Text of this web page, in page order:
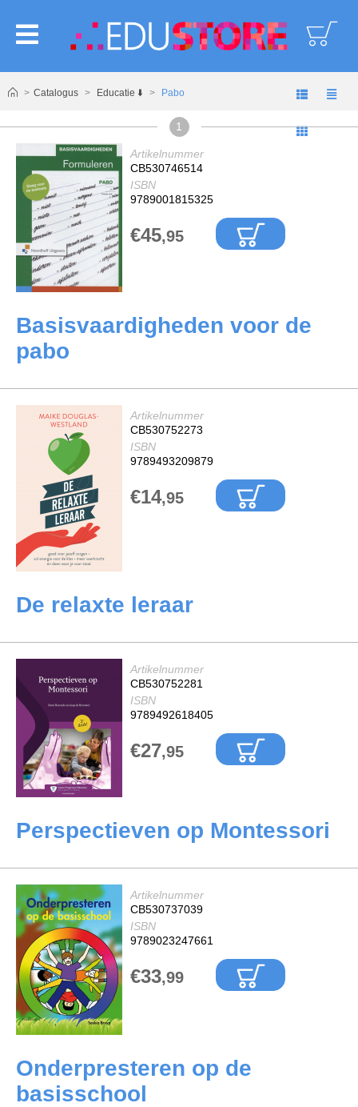
Catalogus Educatie ⬇️ Pabo
1
Basisvaardigheden voor de
pabo
€45,95
Artikelnummer
CB530746514
ISBN
9789001815325
De relaxte leraar
€14,95
Artikelnummer
CB530752273
ISBN
9789493209879
Perspectieven op Montessori
€27,95
Artikelnummer
CB530752281
ISBN
9789492618405
Onderpresteren op de
basisschool
€33,99
Artikelnummer
CB530737039
ISBN
9789023247661